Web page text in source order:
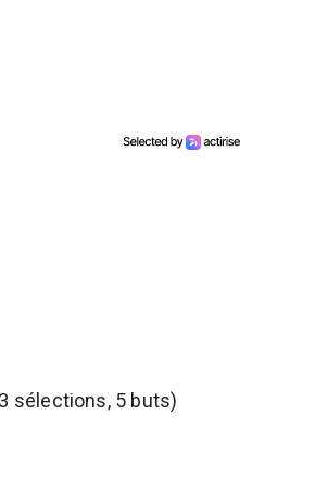
sélections, 5 buts)